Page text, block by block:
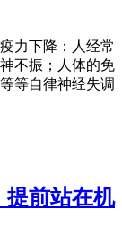
力下降：人经常
不振；人体的免
等自律神经失调
提前站在机